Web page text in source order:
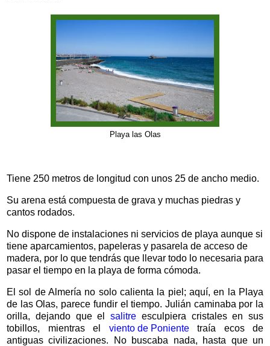
Playa las Olas
Tiene 250 metros de longitud con unos 25 de ancho medio.
Su arena está compuesta de grava y muchas piedras y
cantos rodados.
No dispone de instalaciones ni servicios de playa aunque si
tiene aparcamientos, papeleras y pasarela de acceso de
madera, por lo que tendrás que llevar todo lo necesaria para
pasar el tiempo en la playa de forma cómoda.
El sol de Almería no solo calienta la piel; aquí, en la Playa
de las Olas, parece fundir el tiempo. Julián caminaba por la
orilla, dejando que el salitre esculpiera cristales en sus
tobillos, mientras el viento de Ponientetraía ecos de
antiguas civilizaciones. No buscaba nada, hasta que un